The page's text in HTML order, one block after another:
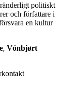
politiskt
och författare i
en kultur
, Vónbjørt